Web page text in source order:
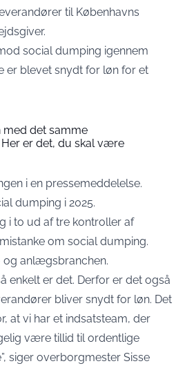
til Københavns
social dumping igennem
er blevet snydt for løn for et
med det samme
Her er det, du skal være
i en pressemeddelelse.
dumping i 2025.
i to ud af tre kontroller af
om social dumping.
og anlægsbranchen.
enkelt er det. Derfor er det også
bliver snydt for løn. Det
at vi har et indsatsteam, der
være tillid til ordentlige
siger overborgmester Sisse